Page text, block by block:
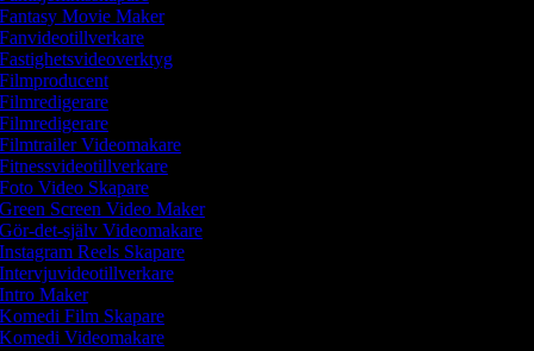
Movie Maker
Videomakare
Video Skapare
Screen Video Maker
det-själv Videomakare
Reels Skapare
Maker
Film Skapare
Videomakare